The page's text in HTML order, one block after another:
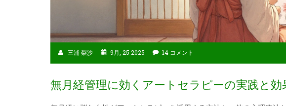
三浦 梨沙 9月, 25 2025 14 コメント
無月経管理に効くアートセラピーの実践と効